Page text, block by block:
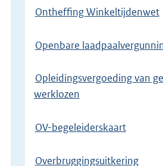
Ontheffing Winkeltijdenwet
Openbare
Opleidingsvergoeding van
werklozen
OV-begeleiderskaart
Overbruggingsuitkering